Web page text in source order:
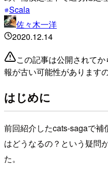
Scala
佐々木一洋
2020.12.14
この記事は公開されて
報が古い可能性があります
はじめに
前回紹介したcats-sagaで
はどうなるの？という疑問
た。